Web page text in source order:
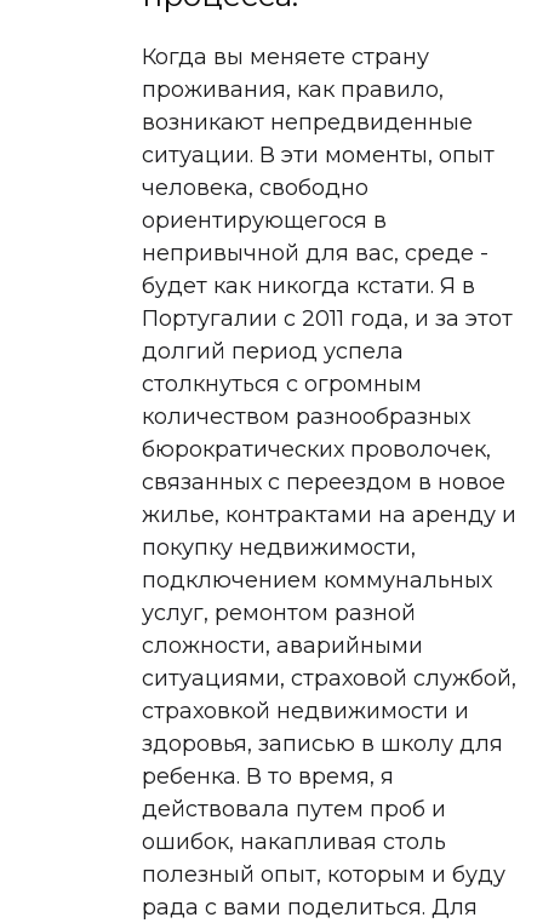
Когда вы меняете страну
проживания, как правило,
возникают непредвиденные
ситуации. В эти моменты, опыт
человека, свободно
ориентирующегося в
непривычной для вас, среде -
будет как никогда кстати. Я в
Португалии с 2011 года, и за этот
долгий период успела
столкнуться с огромным
количеством разнообразных
бюрократических проволочек,
связанных с переездом в новое
жилье, контрактами на аренду и
покупку недвижимости,
подключением коммунальных
услуг, ремонтом разной
сложности, аварийными
ситуациями, страховой службой,
страховкой недвижимости и
здоровья, записью в школу для
ребенка. В то время, я
действовала путем проб и
ошибок, накапливая столь
полезный опыт, которым и буду
рада с вами поделиться. Для